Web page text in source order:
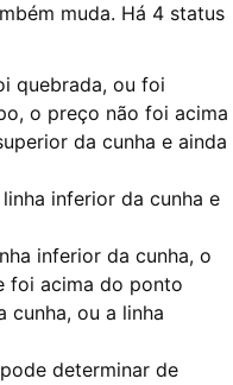
muda. Há 4 status
quebrada, ou foi
o preço não foi acima
da cunha e ainda
inferior da cunha e
inferior da cunha, o
foi acima do ponto
cunha, ou a linha
determinar de